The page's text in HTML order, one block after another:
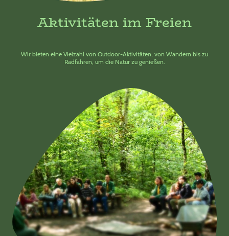
Aktivitäten im Freien
Wir bieten eine Vielzahl von Outdoor-Aktivitäten, von Wandern bis zu
Radfahren, um die Natur zu genießen.